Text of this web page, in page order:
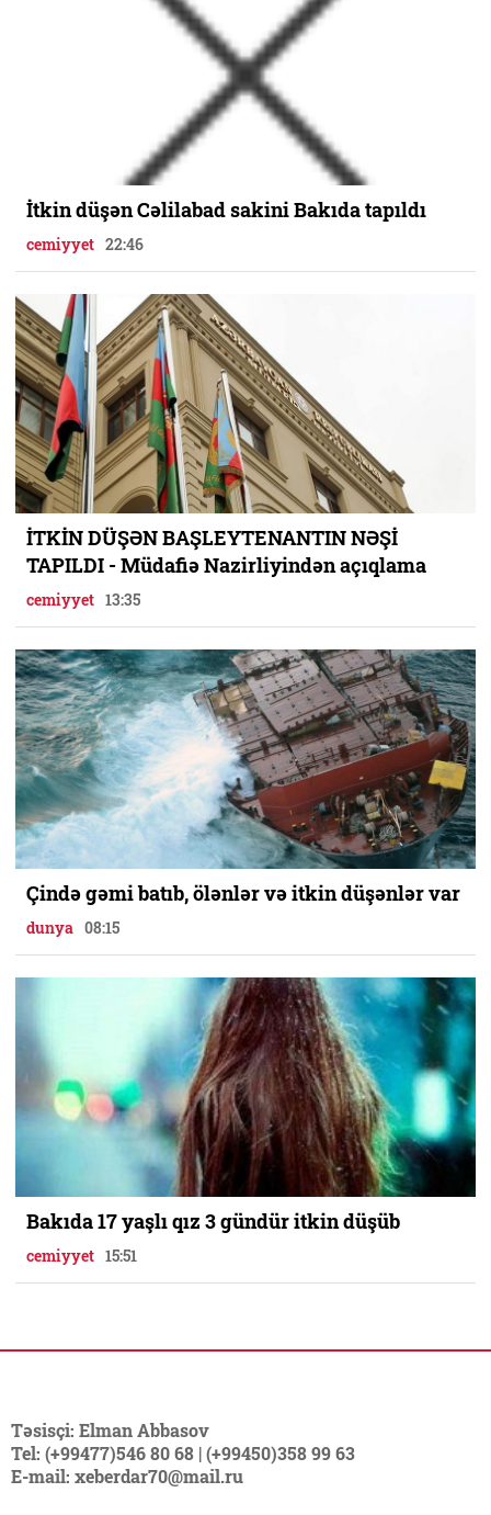
İtkin düşən Cəlilabad sakini Bakıda tapıldı
cemiyyet 22:46
İTKİN DÜŞƏN BAŞLEYTENANTIN NƏŞİ
TAPILDI - Müdafiə Nazirliyindən açıqlama
cemiyyet 13:35
Çində gəmi batıb, ölənlər və itkin düşənlər var
dunya 08:15
Bakıda 17 yaşlı qız 3 gündür itkin düşüb
cemiyyet 15:51
Təsisçi: Elman Abbasov
Tel: (+99477)546 80 68 | (+99450)358 99 63
E-mail: xeberdar70@mail.ru